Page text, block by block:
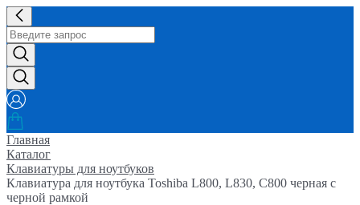
Главная
Каталог
Клавиатуры для ноутбуков
Клавиатура для ноутбука Toshiba L800, L830, C800 черная с
черной рамкой